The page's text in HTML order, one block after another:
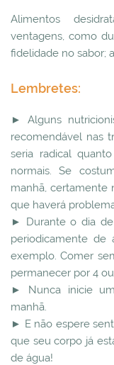
Alimentos
ventagens, como
fidelidade no sabor;
Lembretes:
► Alguns
recomendável nas
seria radical
normais. Se
manhã, certamente
que haverá
► Durante o dia de
periodicamente de
exemplo. Comer
permanecer por 4
► Nunca inicie
manhã.
► E não espere
que seu corpo já
de água!